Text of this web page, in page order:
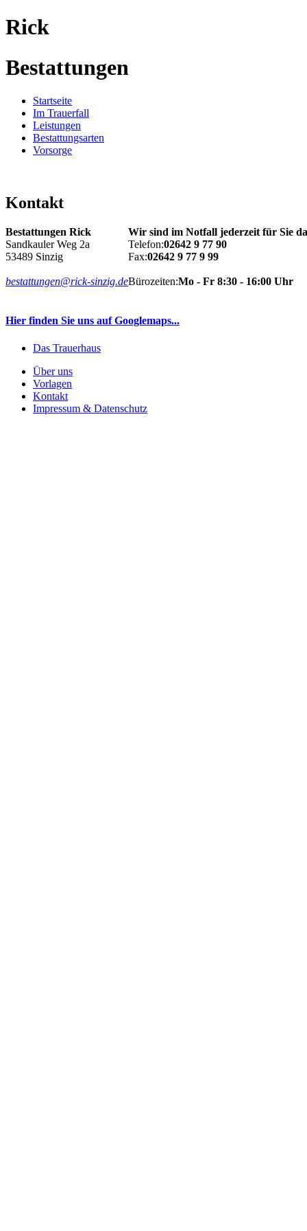
Rick
Bestattungen
Startseite
Im Trauerfall
Leistungen
Bestattungsarten
Vorsorge
Kontakt
Bestattungen Rick
Sandkauler Weg 2a
53489 Sinzig
bestattungen@rick-sinzig.de
Wir sind im Notfall jederzeit für Sie
Telefon:02642 9 77 90
Fax:02642 9 77 9 99
Bürozeiten:Mo - Fr 8:30 - 16:00 Uhr
Hier finden Sie uns auf Googlemaps...
Das Trauerhaus
Über uns
Vorlagen
Kontakt
Impressum & Datenschutz